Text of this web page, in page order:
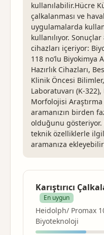
kullanılabilir.Hücre
çalkalanması ve
uygulamalarda
kullanılıyor.
cihazları içeriyor:
118 no’lu Biyokimya
Hazırlık Cihazları,
Klinik Öncesi
Laboratuvarı (K-
Morfolojisi
aramanızın birden
olduğunu
teknik özelliklerle
aramanıza
Karıştırıcı
En uygun
Heidolph/ Promax
Biyoteknoloji